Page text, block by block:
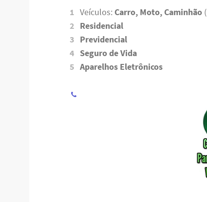
Veículos: Carro, Moto, Caminhão(
Residencial
Previdencial
Seguro de Vida
Aparelhos Eletrônicos